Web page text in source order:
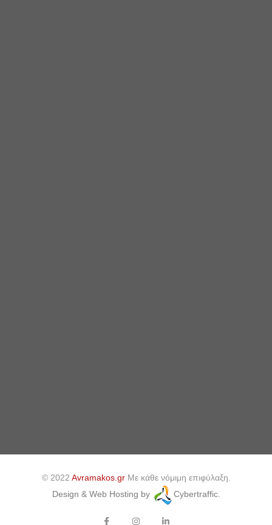
© 2022 Avramakos.grΜε κάθε νόμιμη επιφύλαξη.
Design & Web Hosting by
Cybertraffic.